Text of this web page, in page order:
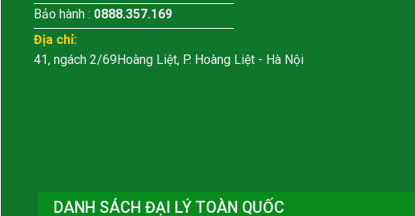
Bảo hành : 0888.357.169
Địa chỉ:
41, ngách 2/69Hoàng Liệt, P. Hoàng Liệt - Hà Nội
DANH SÁCH ĐẠI LÝ TOÀN QUỐC